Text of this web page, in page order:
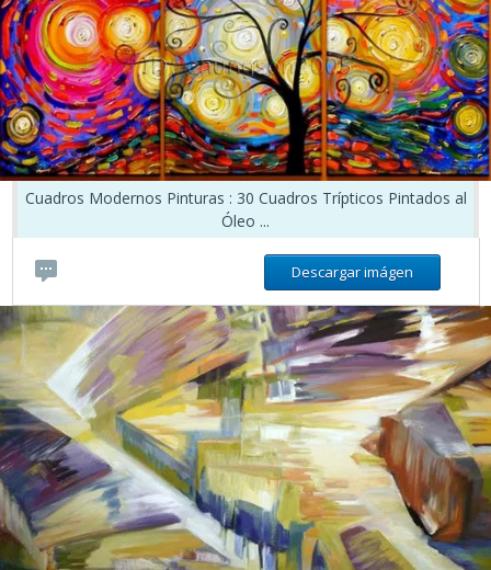
Cuadros Modernos Pinturas : 30 Cuadros Trípticos Pintados al
Óleo ...
Descargar imágen